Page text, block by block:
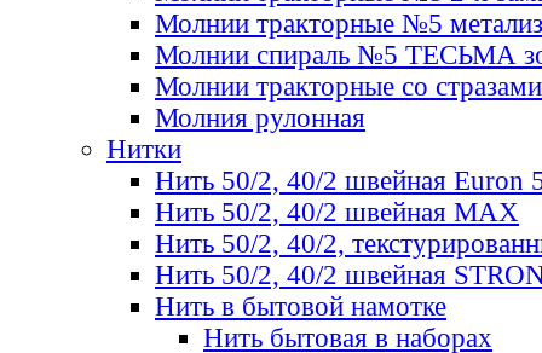
Молнии тракторные №5
Молнии спираль №5 ТЕСЬМА
Молнии тракторные со стразами
Молния рулонная
Нитки
Нить 50/2, 40/2 швейная Euron
Нить 50/2, 40/2 швейная МАХ
Нить 50/2, 40/2,
Нить 50/2, 40/2 швейная
Нить в бытовой намотке
Нить бытовая в наборах